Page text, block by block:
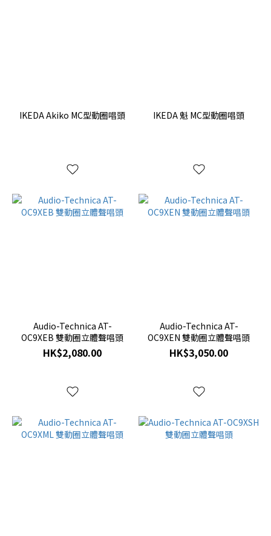
IKEDA Akiko MC型動圈唱頭 IKEDA 魁 MC型動圈唱頭
Audio-Technica AT-
OC9XEB 雙動圈立體聲唱頭
HK$2,080.00
Audio-Technica AT-
OC9XEN 雙動圈立體聲唱頭
HK$3,050.00